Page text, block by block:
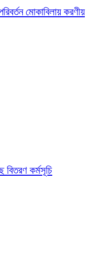
মোকাবিলায় করণীয়
বিতরণ কর্মসূচি